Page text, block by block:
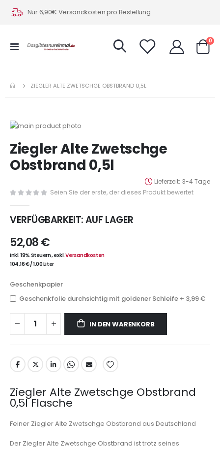
Nur 6,90€ Versandkosten pro Bestellung
Navigation
0
ZIEGLER ALTE ZWETSCHGE OBSTBRAND 0,5L
Zum
der
Bildergalerie
springen
Anfang
der
Bildergalerie
Ziegler Alte Zwetschge
Obstbrand 0,5l
Lieferzeit 3-4 Tage
Seien Sie der erste, der dieses Produkt bewertet
VERFÜGBARKEIT:AUF LAGER
52,08 €
Inkl. 19% Steuern,exkl.Versandkosten
104,16 €/1.00 Liter
Geschenkpapier
Geschenkfolie durchsichtig mit goldener Schleife + 3,99 €
IN DEN WARENKORB
Ziegler Alte Zwetschge Obstbrand
0,5l Flasche
Feiner Ziegler Alte Zwetschge Obstbrand aus Deutschland
Der Ziegler Alte Zwetschge Obstbrand ist trotz seines